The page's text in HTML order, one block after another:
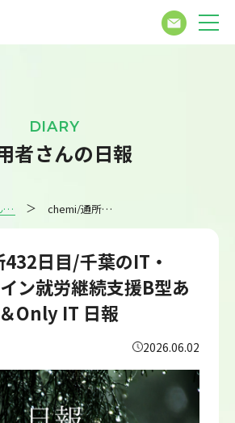
DIARY
者さんの日報
利用者さんの日報 chemi/通所432日目/千葉のIT・Web・デザイン就労継続支援B型あいのてOne＆Only IT 日報
日目/千葉のIT・
ン就労継続支援B型あ
Only IT 日報
2026.06.02